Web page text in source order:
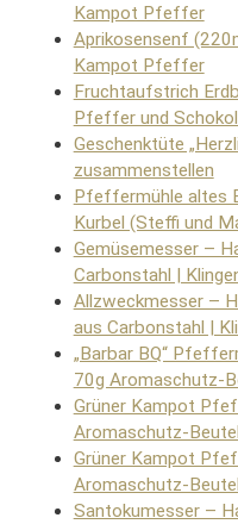
Kampot Pfeffer
Aprikosensenf
Kampot Pfeffer
Fruchtaufstrich
Pfeffer und
Geschenktüte
zusammenstellen
Pfeffermühle altes
Kurbel (Steffi und
Gemüsemesser –
Carbonstahl |
Allzweckmesser –
aus Carbonstahl |
„Barbar BQ“
70g Aromaschutz-
Grüner Kampot
Aromaschutz-Beutel
Grüner Kampot
Aromaschutz-Beutel
Santokumesser –